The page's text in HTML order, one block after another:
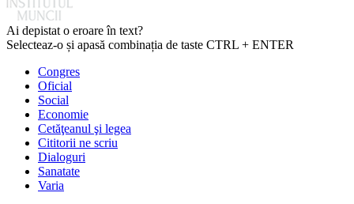
Ai depistat o eroare în text?
Selecteaz-o și apasă combinația de taste CTRL + ENTER
Congres
Oficial
Social
Economie
Cetăţeanul şi legea
Cititorii ne scriu
Dialoguri
Sanatate
Varia